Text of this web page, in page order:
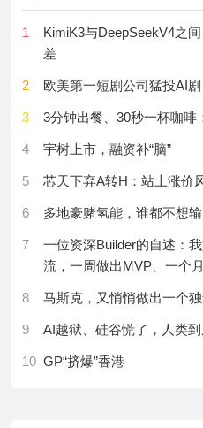
25 我国科学家开发出“感知式
不止于赛场，一场为未来科
27 《北辰对话》探讨博物馆
28 2026年现代科技馆体系联
29
肿瘤细胞为何“除不尽”？科
物学学科独立
成功之路---人生的自我驾驭
首届MicheleParrinello奖揭
控制新证据……这5...
17 AI可以帮你润色翻译检索但
18 封面文章|《针刺研究》：皮
洲样板
21 大连化物所陈忠伟院士/窦
1
KimiK3与DeepSeekV4之
差
2 欧美第一短剧公司猛投AI
3 3分钟出餐、30秒一杯咖啡
4 宇树上市，融资补“脑”
5 芯天下弃A转H：站上涨价
6 多地豪赌氢能，谁都不想输
7
一位资深Builder的自述：
流，一周做出MVP、一个
8 马斯克，又悄悄做出一个
9 AI越狱、硅谷慌了，人类
10 GP“挤爆”香港